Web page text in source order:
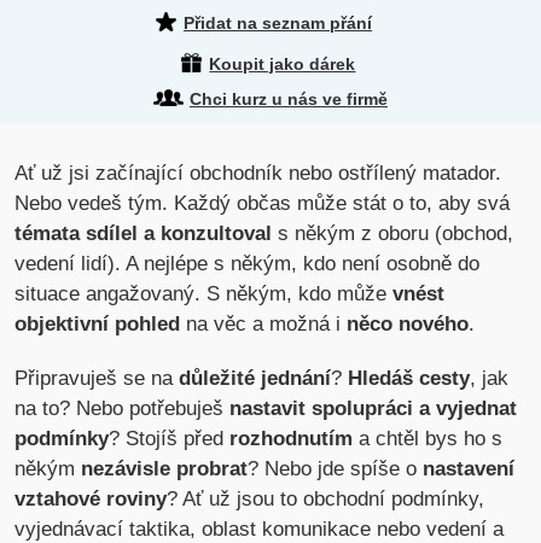
Přidat na seznam přání
Koupit jako dárek
Chci kurz u nás ve firmě
Ať už jsi začínající obchodník nebo ostřílený matador.
Nebo vedeš tým. Každý občas může stát o to, aby svá
témata sdílel a konzultoval s někým z oboru (obchod,
vedení lidí). A nejlépe s někým, kdo není osobně do
situace angažovaný. S někým, kdo můževnést
objektivní pohled na věc a možná i něco nového.
Připravuješ se nadůležité jednání? Hledáš cesty, jak
na to? Nebo potřebuješ nastavit spolupráci a vyjednat
podmínky? Stojíš před rozhodnutím a chtěl bys ho s
někým nezávisle probrat? Nebo jde spíše o nastavení
vztahové roviny? Ať už jsou to obchodní podmínky,
vyjednávací taktika, oblast komunikace nebo vedení a